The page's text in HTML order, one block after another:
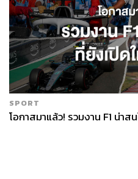
SPORT
โอกาสมาแล้ว! รวมงาน F1 น่าส